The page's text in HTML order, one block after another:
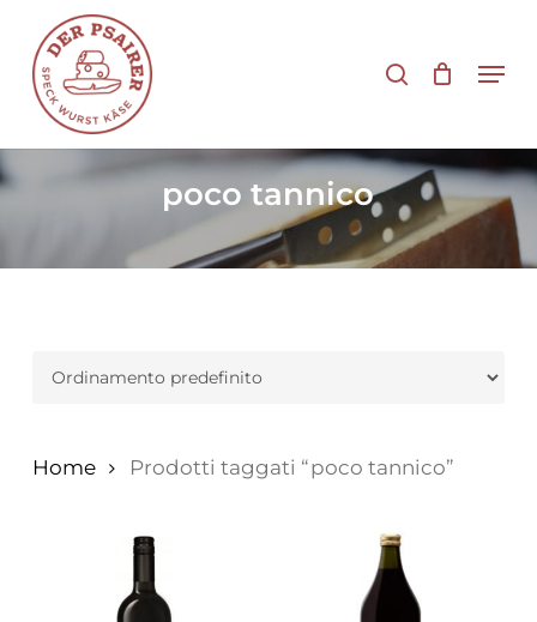
contenuto
principale
poco tannico
Home Prodotti taggati “poco tannico”